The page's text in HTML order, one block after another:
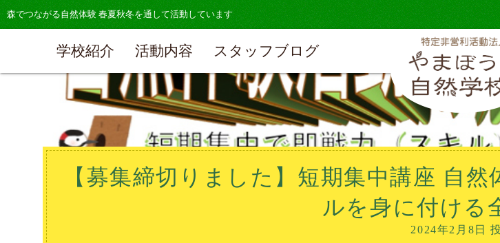
森でつながる自然体験 春夏秋冬を通して活動しています
学校紹介 活動内容 スタッフブログ
【募集締切りました】短期集中講座 自
ルを身に付ける
2024年2月8日